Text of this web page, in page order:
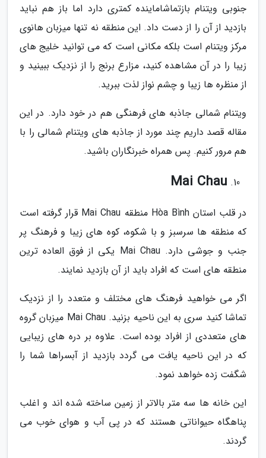
جنوبی ویتنام بازتماشاماینده کمتری دارد اما باز هم نباید
بازدید از آن را از دست داد. این منطقه نه تنها میزبان هانوی
مرکز ویتنام است بلکه مکانی است که می توانید خلیج های
زیبا را در آن مشاهده کنید، مزارع برنج را از نزدیک ببینید و
از منظره ها زیبا و چشم نواز لذت ببرید.
ویتنام شمالی جاذبه های فرهنگی هم در خود دارد. در این
مقاله قصد داریم چند مورد از جاذبه های ویتنام شمالی را با
هم مرور کنیم. پس همراه خبرنگاران باشید.
Mai Chau
در قلب استان Hòa Bình منطقه Mai Chau قرار گرفته است
که منطقه ها سرسبز و با شکوه، کوه های زیبا و فرهنگ پر
جنب و جوشی دارد. Mai Chau یکی از فوق العاده ترین
منطقه های است که افراد باید از آن بازدید نمایند.
اگر می خواهید فرهنگ های مختلف و متعدد را از نزدیک
تماشا کنید سری به این ناحیه بزنید. Mai Chau میزبان گروه
های متعددی از افراد بوده است. علاوه بر دره های زیبایی
که در این ناحیه یافت می گردد بازدید از آبسراها شما را
شگفت زده خواهد نمود.
این خانه ها سه متر بالاتر از زمین ساخته شده اند و اغلب
پناهگاه حیواناتی هستند که در پی آب و هوای خوب می
گردند.